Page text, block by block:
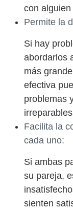
con
Permite la
Si hay
abordarlos
más
efectiva
problemas
Facilita la
cada uno:
Si ambas
su pareja,
sienten